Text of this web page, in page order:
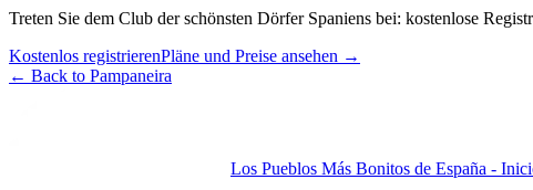
Treten Sie dem Club der schönsten Dörfer Spaniens bei: kostenlose
Kostenlos registrierenPläne und Preise ansehen →
← Back to Pampaneira
Los Pueblos Más Bonitos de España -